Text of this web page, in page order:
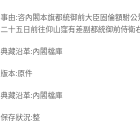
事由:咨內閣本旗都統御前大臣固倫額駙
二十五日前往仰山窪有差副都統御前侍
典藏沿革:內閣檔庫
版本:原件
典藏沿革:內閣檔庫
保存狀況:整